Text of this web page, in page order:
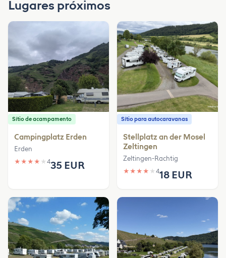
Lugares próximos
Sítio de acampamento
Campingplatz Erden
Erden
★ ★ ★ ★ ★ 435 EUR
Sítio para autocaravanas
Stellplatz an der Mosel
Zeltingen
Zeltingen-Rachtig
★ ★ ★ ★ ★ 418 EUR